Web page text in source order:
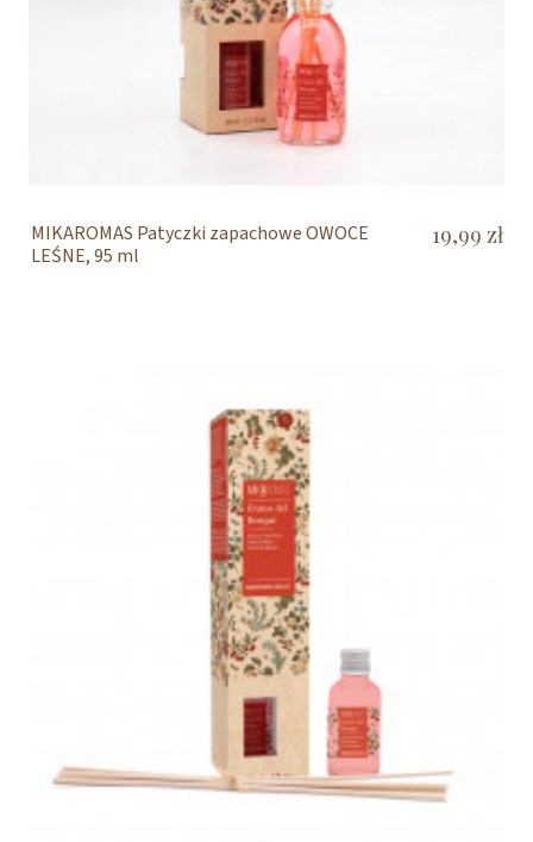
MIKAROMAS Patyczki zapachowe OWOCE
LEŚNE, 95 ml
19,99 zł